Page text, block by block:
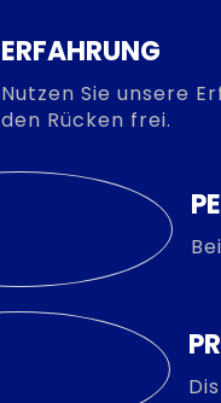
ERFAHRUNG
Nutzen Sie unsere
den Rücken frei.